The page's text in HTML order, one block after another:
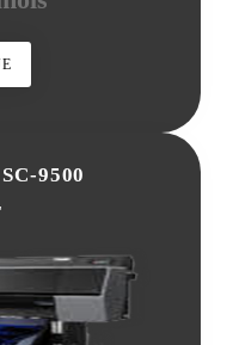
9500